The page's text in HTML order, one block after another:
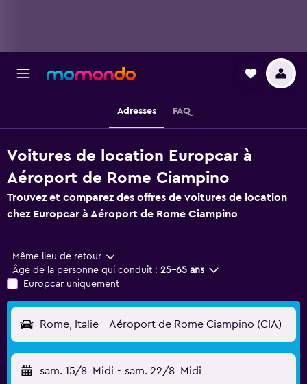
Adresses FAQ
Voitures de location Europcar à
Aéroport de Rome Ciampino
Trouvez et comparez des offres de voitures de location
chez Europcar à Aéroport de Rome Ciampino
Même lieu de retour
Âge de la personne qui conduit : 25-65 ans
Europcar uniquement
Rome, Italie - Aéroport de Rome Ciampino (CIA)
sam. 15/8 Midi - sam. 22/8 Midi